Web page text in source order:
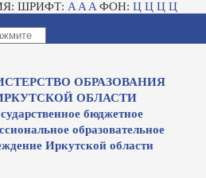
ШРИФТ: A A A ФОН: Ц Ц Ц Ц
ОБРАЗОВАНИЯ
ОБЛАСТИ
бюджетное
образовательное
Иркутской области